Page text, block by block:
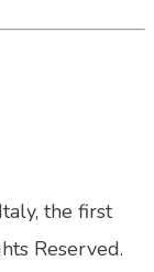
the first
Reserved.